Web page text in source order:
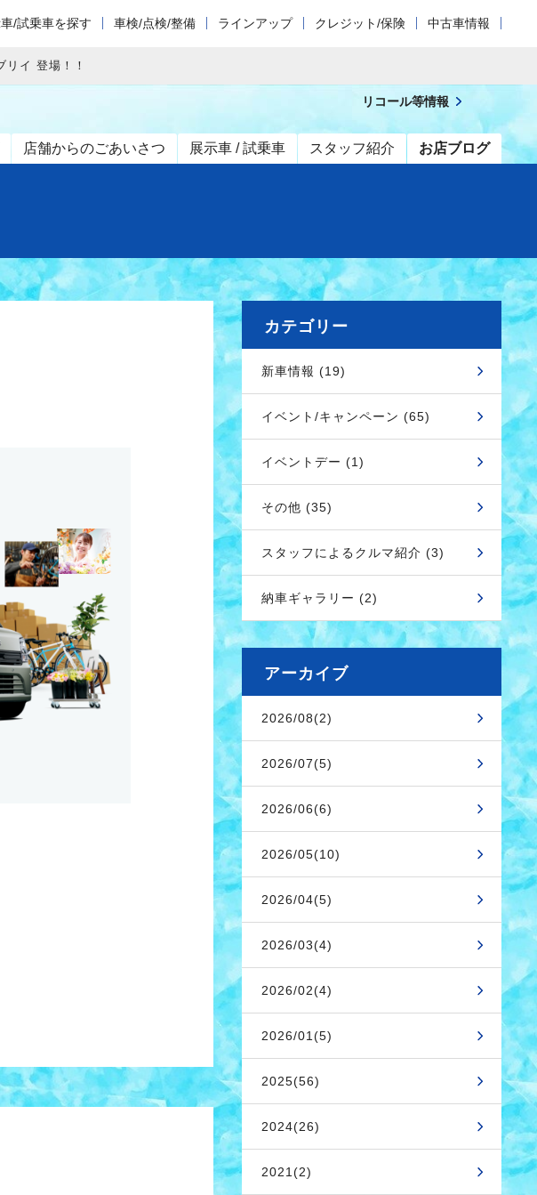
/試乗車を探す 車検/点検/整備 ラインアップ クレジット/保険 中古車情報
イ 登場！！
店舗からのごあいさつ 展示車 / 試乗車 スタッフ紹介 お店ブログ
リコール等情報
カテゴリー
新車情報 (19)
イベント/キャンペーン (65)
イベントデー (1)
その他 (35)
スタッフによるクルマ紹介 (3)
納車ギャラリー (2)
アーカイブ
2026/08(2)
2026/07(5)
2026/06(6)
2026/05(10)
2026/04(5)
2026/03(4)
2026/02(4)
2026/01(5)
2025(56)
2024(26)
2021(2)